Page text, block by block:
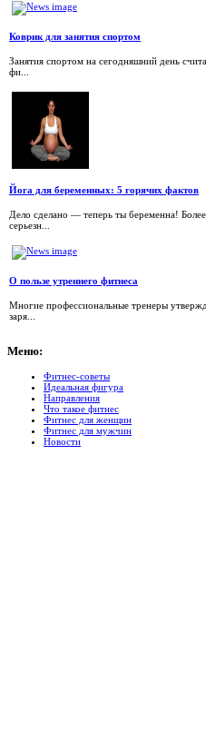
Коврик для занятия спортом
Занятия спортом на сегодняшний день
фи...
Йога для беременных: 5 горячих фактов
Дело сделано — теперь ты беременна!
серьезн...
О пользе утреннего фитнеса
Многие профессиональные тренеры
заря...
Меню:
Фитнес-советы
Идеальная фигура
Направления
Что такое фитнес
Фитнес для женщин
Фитнес для мужчин
Новости